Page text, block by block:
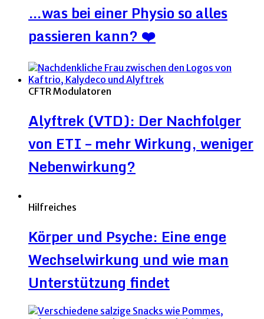
…was bei einer Physio so alles
passieren kann? ❤️
CFTR Modulatoren
Alyftrek (VTD): Der Nachfolger
von ETI – mehr Wirkung, weniger
Nebenwirkung?
Hilfreiches
Körper und Psyche: Eine enge
Wechselwirkung und wie man
Unterstützung findet